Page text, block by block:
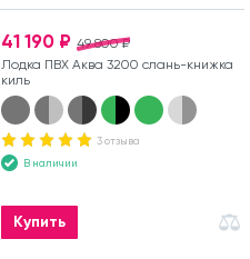
49 800 ₽
41 190 ₽
Лодка ПВХ Аква 3200 слань-книжка
киль
3 отзыва
В наличии
Купить